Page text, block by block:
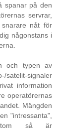
spanar på den
servrar,
nåt för
någonstans i
och typen av
satelit-signaler
information
operatörernas
Mängden
"intressanta",
så är